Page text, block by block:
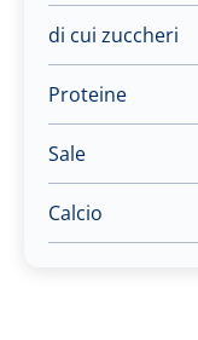
di cui zuccheri
Proteine
Sale
Calcio